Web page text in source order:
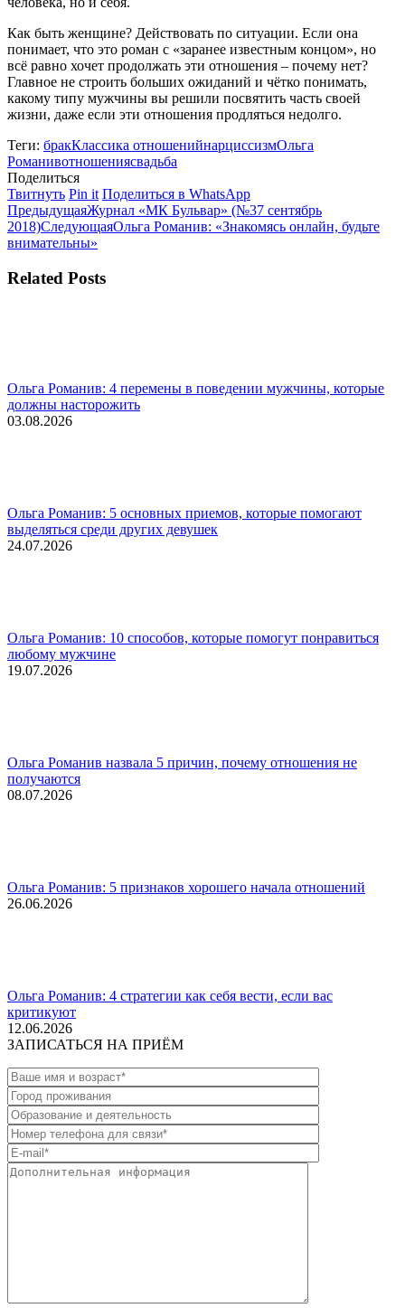
Как быть женщине? Действовать по ситуации. Если она
понимает, что это роман с «заранее известным концом», но
всё равно хочет продолжать эти отношения – почему нет?
Главное не строить больших ожиданий и чётко понимать,
какому типу мужчины вы решили посвятить часть своей
жизни, даже если эти отношения продляться недолго.
Теги: бракКлассика отношенийнарциссизмОльга
Романивотношениясвадьба
Поделиться
ТвитнутьПоделиться
в
Twitter
Pin itПоделиться
в
Pinterest
Поделиться в WhatsAppПоделиться
в
WhatsApp
Навигация
по
ПредыдущаяПредыдущая
запись:
Журнал «МК Бульвар» (№37 сентябрь
2018)СледующаяСледующая
Ольга Романив: «Знакомясь онлайн, будьте
внимательны»
Related Posts
Ольга Романив: 4 перемены в поведении мужчины, которые
должны насторожить
03.08.2026
Ольга Романив: 5 основных приемов, которые помогают
выделяться среди других девушек
24.07.2026
Ольга Романив: 10 способов, которые помогут понравиться
любому мужчине
19.07.2026
Ольга Романив назвала 5 причин, почему отношения не
получаются
08.07.2026
Ольга Романив: 5 признаков хорошего начала отношений
26.06.2026
Ольга Романив: 4 стратегии как себя вести, если вас
критикуют
12.06.2026
ЗАПИСАТЬСЯ НА ПРИЁМ